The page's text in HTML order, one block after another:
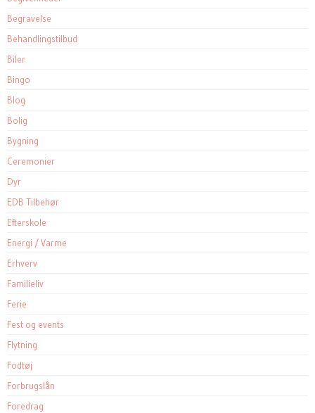
Begravelse
Behandlingstilbud
Biler
Bingo
Blog
Bolig
Bygning
Ceremonier
Dyr
EDB Tilbehør
Efterskole
Energi / Varme
Erhverv
Familieliv
Ferie
Fest og events
Flytning
Fodtøj
Forbrugslån
Foredrag